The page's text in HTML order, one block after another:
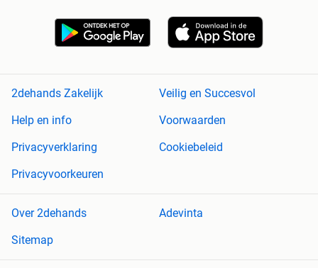
2dehands Zakelijk
Veilig en Succesvol
Help en info
Voorwaarden
Privacyverklaring
Cookiebeleid
Privacyvoorkeuren
Over 2dehands
Adevinta
Sitemap